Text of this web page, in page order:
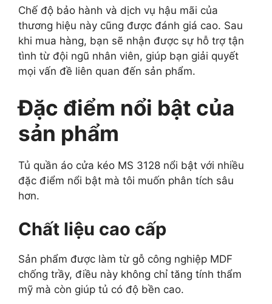
Chế độ bảo hành và dịch vụ hậu mãi của
thương hiệu này cũng được đánh giá cao. Sau
khi mua hàng, bạn sẽ nhận được sự hỗ trợ tận
tình từ đội ngũ nhân viên, giúp bạn giải quyết
mọi vấn đề liên quan đến sản phẩm.
Đặc điểm nổi bật của
sản phẩm
Tủ quần áo cửa kéo MS 3128 nổi bật với nhiều
đặc điểm nổi bật mà tôi muốn phân tích sâu
hơn.
Chất liệu cao cấp
Sản phẩm được làm từ gỗ công nghiệp MDF
chống trầy, điều này không chỉ tăng tính thẩm
mỹ mà còn giúp tủ có độ bền cao.